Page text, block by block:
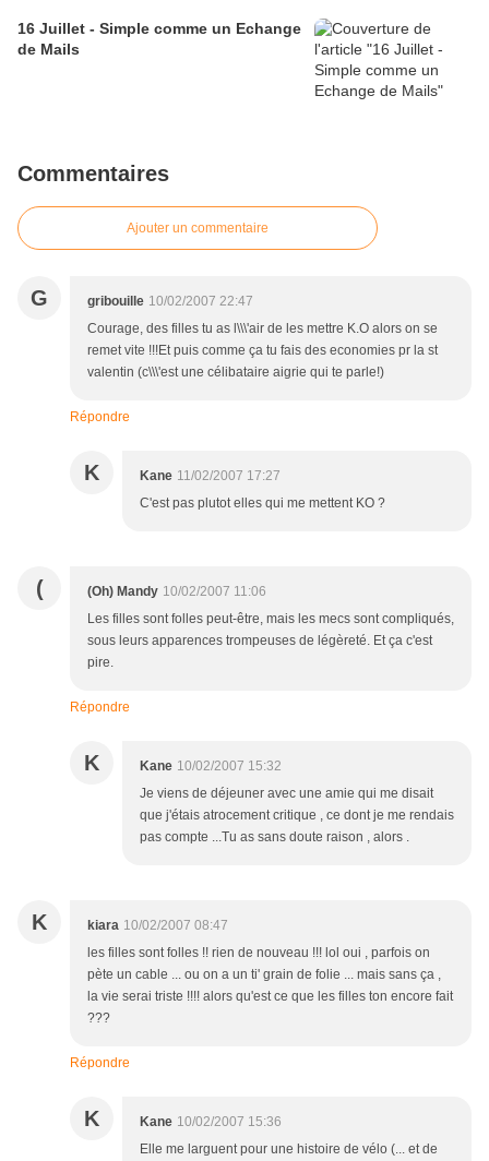
16 Juillet - Simple comme un Echange
de Mails
Commentaires
Ajouter un commentaire
G gribouille 10/02/2007 22:47
Courage, des filles tu as l\\\'air de les mettre K.O alors on se
remet vite !!!Et puis comme ça tu fais des economies pr la st
valentin (c\\\'est une célibataire aigrie qui te parle!)
Répondre
K Kane 11/02/2007 17:27
C'est pas plutot elles qui me mettent KO ?
( (Oh) Mandy 10/02/2007 11:06
Les filles sont folles peut-être, mais les mecs sont compliqués,
sous leurs apparences trompeuses de légèreté. Et ça c'est
pire.
Répondre
K Kane 10/02/2007 15:32
Je viens de déjeuner avec une amie qui me disait
que j'étais atrocement critique , ce dont je me rendais
pas compte ...Tu as sans doute raison , alors .
K kiara 10/02/2007 08:47
les filles sont folles !! rien de nouveau !!! lol oui , parfois on
pète un cable ... ou on a un ti' grain de folie ... mais sans ça ,
la vie serai triste !!!! alors qu'est ce que les filles ton encore fait
???
Répondre
K Kane 10/02/2007 15:36
Elle me larguent pour une histoire de vélo (... et de